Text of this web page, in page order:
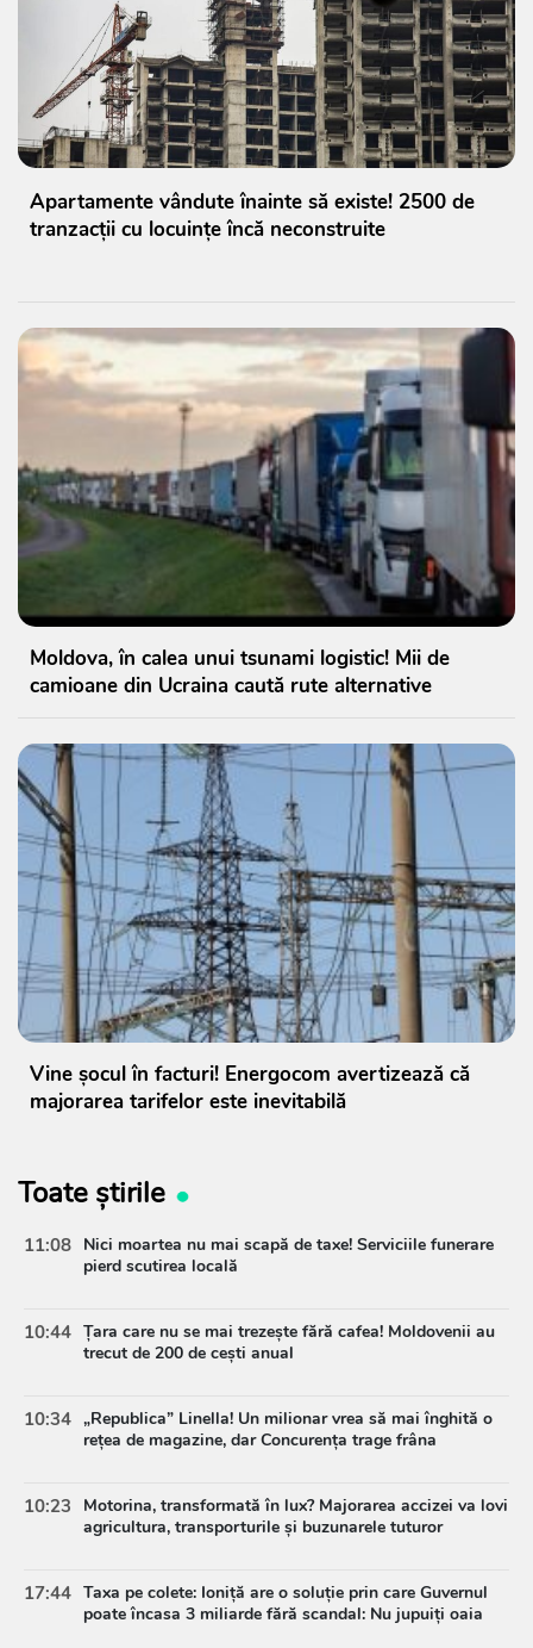
Apartamente vândute înainte să existe! 2500 de
tranzacții cu locuințe încă neconstruite
Moldova, în calea unui tsunami logistic! Mii de
camioane din Ucraina caută rute alternative
Vine șocul în facturi! Energocom avertizează că
majorarea tarifelor este inevitabilă
Toate știrile
11:08 Nici moartea nu mai scapă de taxe! Serviciile funerare
pierd scutirea locală
10:44 Țara care nu se mai trezește fără cafea! Moldovenii au
trecut de 200 de cești anual
10:34 „Republica” Linella! Un milionar vrea să mai înghită o
rețea de magazine, dar Concurența trage frâna
10:23
Motorina, transformată în lux? Majorarea accizei va lovi
agricultura, transporturile și buzunarele tuturor
17:44 Taxa pe colete: Ioniță are o soluție prin care Guvernul
poate încasa 3 miliarde fără scandal: Nu jupuiți oaia